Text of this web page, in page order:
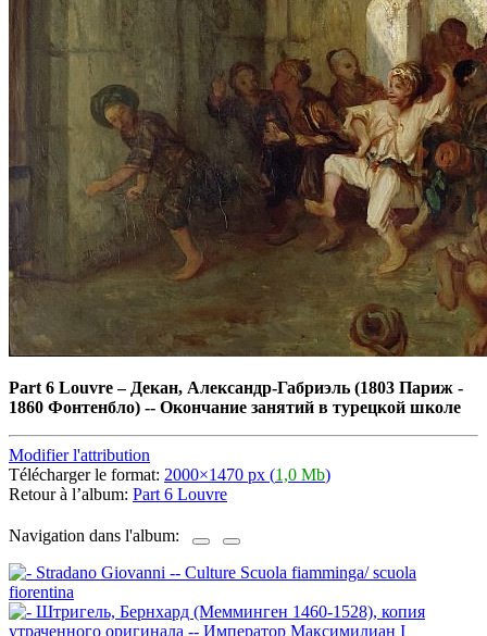
Part 6 Louvre– Декан, Александр-Габриэль (1803 Париж -
1860 Фонтенбло) -- Окончание занятий в турецкой школе
Modifier l'attribution
Télécharger le format: 2000×1470 px (1,0 Mb)
Retour à l’album: Part 6 Louvre
Navigation dans l'album: